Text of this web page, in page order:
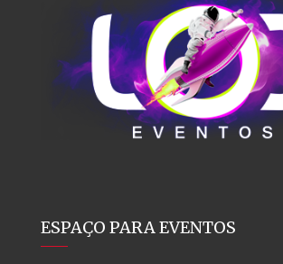
ESPAÇO PARA EVENTOS